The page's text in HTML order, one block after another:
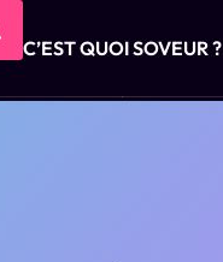
C’EST QUOI SOVEUR ?